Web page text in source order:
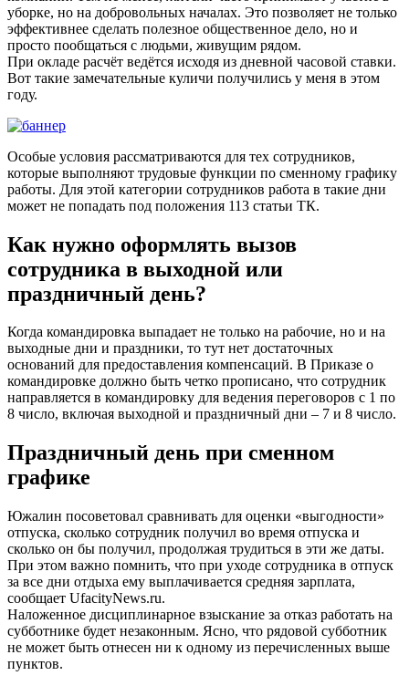
уборке, но на добровольных началах. Это позволяет не только
эффективнее сделать полезное общественное дело, но и
просто пообщаться с людьми, живущим рядом.
При окладе расчёт ведётся исходя из дневной часовой ставки.
Вот такие замечательные куличи получились у меня в этом
году.
Особые условия рассматриваются для тех сотрудников,
которые выполняют трудовые функции по сменному графику
работы. Для этой категории сотрудников работа в такие дни
может не попадать под положения 113 статьи ТК.
Как нужно оформлять вызов
сотрудника в выходной или
праздничный день?
Когда командировка выпадает не только на рабочие, но и на
выходные дни и праздники, то тут нет достаточных
оснований для предоставления компенсаций. В Приказе о
командировке должно быть четко прописано, что сотрудник
направляется в командировку для ведения переговоров с 1 по
8 число, включая выходной и праздничный дни – 7 и 8 число.
Праздничный день при сменном
графике
Южалин посоветовал сравнивать для оценки «выгодности»
отпуска, сколько сотрудник получил во время отпуска и
сколько он бы получил, продолжая трудиться в эти же даты.
При этом важно помнить, что при уходе сотрудника в отпуск
за все дни отдыха ему выплачивается средняя зарплата,
сообщает UfacityNews.ru.
Наложенное дисциплинарное взыскание за отказ работать на
субботнике будет незаконным. Ясно, что рядовой субботник
не может быть отнесен ни к одному из перечисленных выше
пунктов.